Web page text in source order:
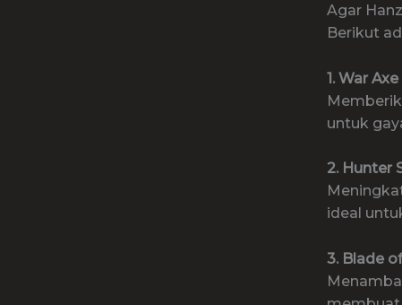
Agar
Berikut
1. War Axe
untuk
2. Hunter
ideal
3. Blade